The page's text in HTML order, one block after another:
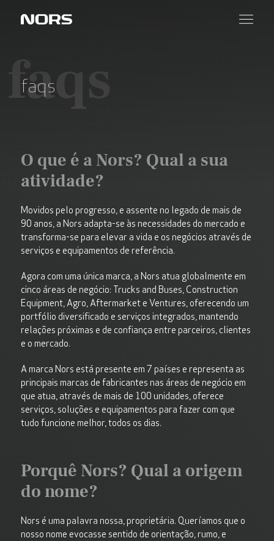
faqs
faqs
O que é a Nors? Qual a sua
atividade?
Movidos pelo progresso, e assente no legado de mais de
90 anos, a Nors adapta-se às necessidades do mercado e
transforma-se para elevar a vida e os negócios através de
serviços e equipamentos de referência.
Agora com uma única marca, a Nors atua globalmente em
cinco áreas de negócio: Trucks and Buses, Construction
Equipment,Agro, Aftermarket e Ventures, oferecendo um
portfólio diversificado e serviços integrados, mantendo
relações próximas e de confiança entre parceiros, clientes
e o mercado.
A marca Nors está presente em 7 países e representa as
principais marcas de fabricantes nas áreas de negócio em
que atua, através de mais de 100 unidades, oferece
serviços, soluções e equipamentos para fazer com que
tudo funcione melhor,todos os dias.
Porquê Nors? Qual a origem
do nome?
Nors é uma palavra nossa, proprietária. Queríamos que o
nosso nome evocasse sentido de orientação, rumo, e